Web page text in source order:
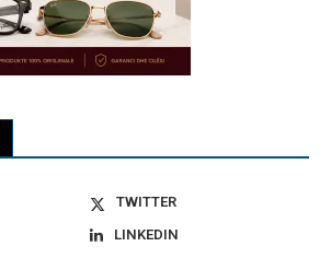
TWITTER
LINKEDIN